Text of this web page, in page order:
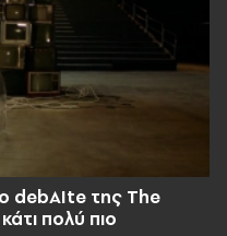
debAIte της The
πολύ πιο